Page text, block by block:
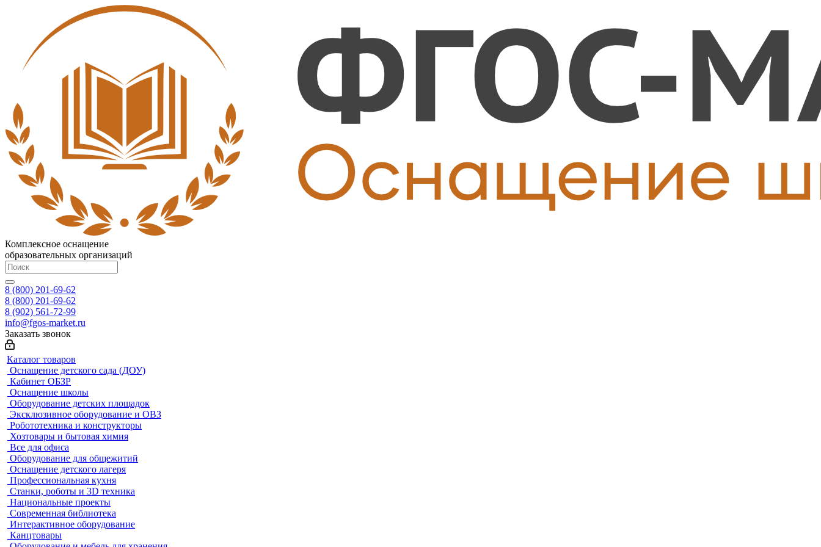
Комплексное оснащение
образовательных организаций
8 (800) 201-69-62
8 (800) 201-69-62
8 (902) 561-72-99
info@fgos-market.ru
Заказать звонок
Каталог товаров
Оснащение детского сада (ДОУ)
Кабинет ОБЗР
Оснащение школы
Оборудование детских площадок
Эксклюзивное оборудование и ОВЗ
Робототехника и конструкторы
Хозтовары и бытовая химия
Все для офиса
Оборудование для общежитий
Оснащение детского лагеря
Профессиональная кухня
Станки, роботы и 3D техника
Национальные проекты
Современная библиотека
Интерактивное оборудование
Канцтовары